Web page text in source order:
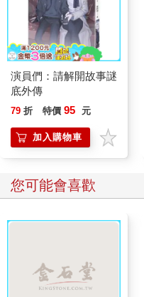
然而，也有些人是用生孩子
動分子喬安娜．卡帕西亞－
為了表明身心障礙是種社會
礙。她和丈夫就如同多數人
不考慮領養，因為如此一來
就心痛。」卡帕西亞－瓊斯
但她的另一半有遺傳性運動
嚴重變形。兩人的孩子遺傳
瓊斯寫道：「總之，我們家
一半、他父親和兄弟、我姑
絕不會覺得自己是異類。所
身心障礙才正常。」家族裡
體而受苦，卻也讓人難過。
了孩子的身體。我見過許多
庭也和樂融融；我也看過許
演員們：請解開故事謎
底外傳
79 折 特價 95 元
加入購物車
您可能會喜歡